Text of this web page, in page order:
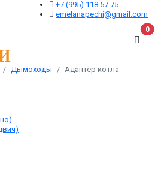
+7 (995) 118 57 75
emelanapechi@gmail.com
0В
Дымоходы Адаптер котла